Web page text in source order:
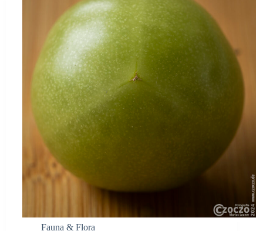
Fauna & Flora